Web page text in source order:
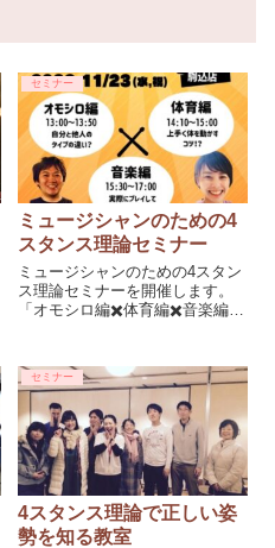
セミナー
ミュージシャンのための4
スタンス理論セミナー
ミュージシャンのための4スタン
ス理論セミナーを開催します。
「オモシロ編✖️体育編✖️音楽編」
セミナー
4スタンス理論で正しい姿
勢を知る教室